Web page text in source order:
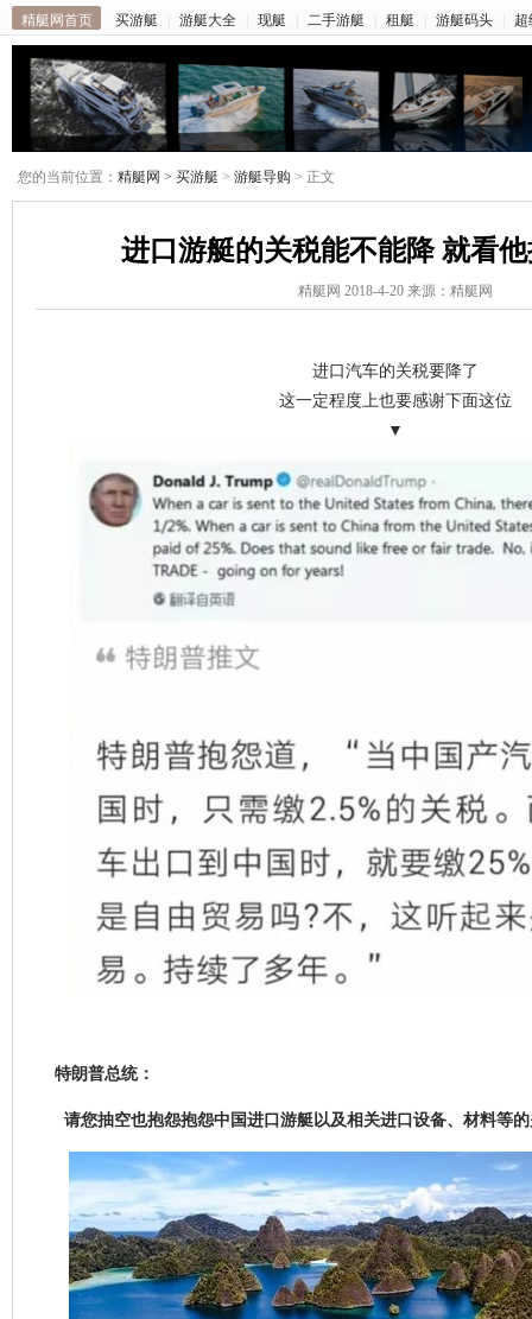
精艇网首页 买游艇 游艇大全 现艇 二手游艇 租艇 游艇码头 超
您的当前位置： 精艇网 > 买游艇 > 游艇导购 > 正文
进口游艇的关税能不能降 就看
精艇网 2018-4-20 来源：精艇网
进口汽车的关税要降了
这一定程度上也要感谢下面这位
▼
特朗普总统：
请您抽空也抱怨抱怨中国进口游艇以及相关进口设备、材料等的